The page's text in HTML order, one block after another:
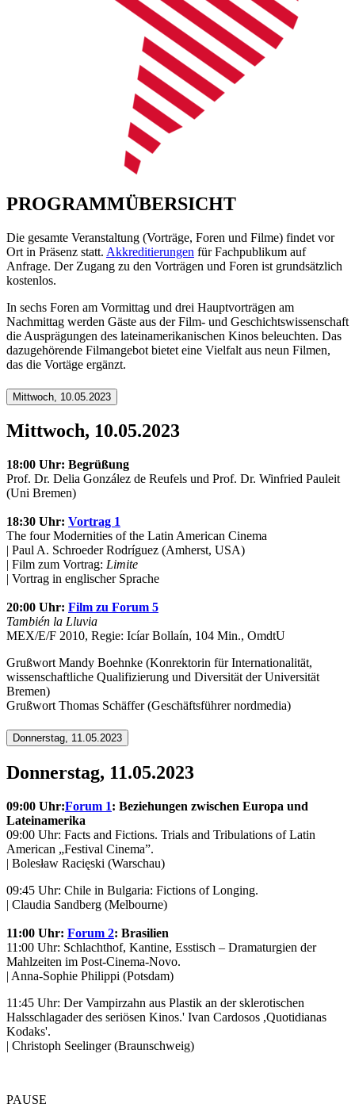
PROGRAMMÜBERSICHT
Die gesamte Veranstaltung (Vorträge, Foren und Filme) findet vor
Ort in Präsenz statt. Akkreditierungen für Fachpublikum auf
Anfrage. Der Zugang zu den Vorträgen und Foren ist grundsätzlich
kostenlos.
In sechs Foren am Vormittag und drei Hauptvorträgen am
Nachmittag werden Gäste aus der Film- und Geschichtswissenschaft
die Ausprägungen des lateinamerikanischen Kinos beleuchten. Das
dazugehörende Filmangebot bietet eine Vielfalt aus neun Filmen,
das die Vortäge ergänzt.
Mittwoch, 10.05.2023
Mittwoch, 10.05.2023
18:00 Uhr: Begrüßung
Prof. Dr. Delia González de Reufels und Prof. Dr. Winfried Pauleit
(Uni Bremen)
18:30 Uhr: Vortrag 1
The four Modernities of the Latin American Cinema
| Paul A. Schroeder Rodríguez (Amherst, USA)
| Film zum Vortrag: Limite
| Vortrag in englischer Sprache
20:00 Uhr: Film zu Forum 5
También la Lluvia
MEX/E/F 2010, Regie: Icíar Bollaín, 104 Min., OmdtU
Grußwort Mandy Boehnke (Konrektorin für Internationalität,
wissenschaftliche Qualifizierung und Diversität der Universität
Bremen)
Grußwort Thomas Schäffer (Geschäftsführer nordmedia)
Donnerstag, 11.05.2023
Donnerstag, 11.05.2023
09:00 Uhr:Forum 1: Beziehungen zwischen Europa und
Lateinamerika
09:00 Uhr: Facts and Fictions. Trials and Tribulations of Latin
American „Festival Cinema”.
| Bolesław Racięski (Warschau)
09:45 Uhr: Chile in Bulgaria: Fictions of Longing.
| Claudia Sandberg (Melbourne)
11:00 Uhr: Forum 2: Brasilien
11:00 Uhr: Schlachthof, Kantine, Esstisch – Dramaturgien der
Mahlzeiten im Post-Cinema-Novo.
| Anna-Sophie Philippi (Potsdam)
11:45 Uhr: Der Vampirzahn aus Plastik an der sklerotischen
Halsschlagader des seriösen Kinos.' Ivan Cardosos ,Quotidianas
Kodaks'.
| Christoph Seelinger (Braunschweig)
PAUSE